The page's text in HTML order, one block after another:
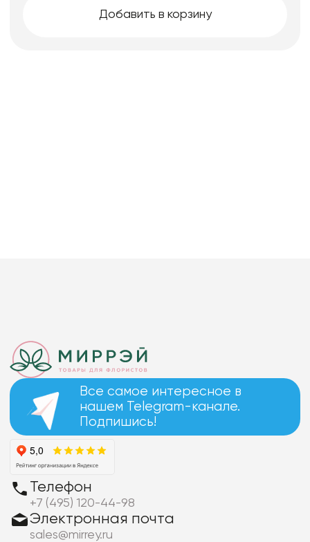
Добавить в корзину
Все самое интересное в
нашем Telegram-канале.
Подпишись!
Телефон
+7 (495) 120-44-98
Электронная почта
sales@mirrey.ru